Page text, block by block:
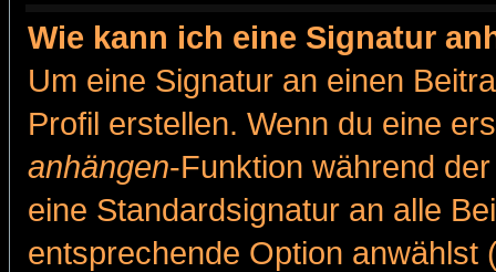
Wie kann ich eine Signatur
Um eine Signatur an einen
Profil erstellen. Wenn du eine
anhängen-Funktion während
eine Standardsignatur an alle
entsprechende Option anwählst